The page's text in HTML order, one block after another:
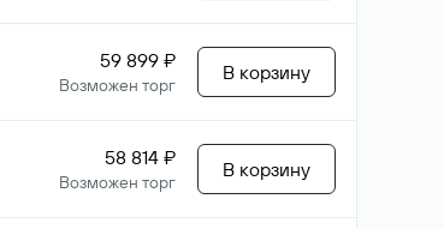
59 899 ₽
Возможен торг
В корзину
58 814 ₽
Возможен торг
В корзину